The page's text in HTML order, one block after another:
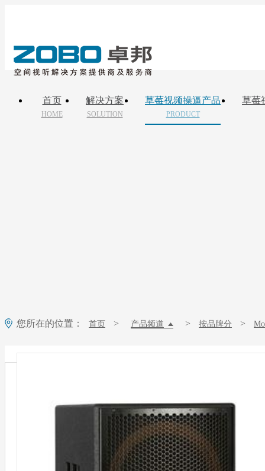
首页
HOME
解决方案
SOLUTION
草莓视频操逼产品
PRODUCT
草莓
您所在的位置： 首页 > 产品频道 > 按品牌分 >
Montarbo蒙特宝草莓视频下载网址 EARTH系列 EARTH118 剧场